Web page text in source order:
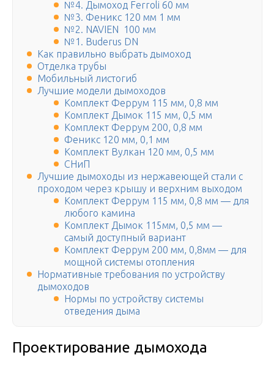
№4. Дымоход Ferroli 60 мм
№3. Феникс 120 мм 1 мм
№2. NAVIEN 100 мм
№1. Buderus DN
Как правильно выбрать дымоход
Отделка трубы
Мобильный листогиб
Лучшие модели дымоходов
Комплект Феррум 115 мм, 0,8 мм
Комплект Дымок 115 мм, 0,5 мм
Комплект Феррум 200, 0,8 мм
Феникс 120 мм, 0,1 мм
Комплект Вулкан 120 мм, 0,5 мм
СНиП
Лучшие дымоходы из нержавеющей стали с
проходом через крышу и верхним выходом
Комплект Феррум 115 мм, 0,8 мм — для
любого камина
Комплект Дымок 115мм, 0,5 мм —
самый доступный вариант
Комплект Феррум 200 мм, 0,8мм — для
мощной системы отопления
Нормативные требования по устройству
дымоходов
Нормы по устройству системы
отведения дыма
Проектирование дымохода